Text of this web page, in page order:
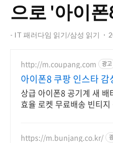
으로 '아이
- IT 패러다임 읽기/삼성 읽기
http://m.coupang.com 광고
아이폰8 쿠팡 인스타 감
용
상급 아이폰8 공기계 새 배
효율 로켓 무료배송 빈티지
https://m.bunjang.co.kr/